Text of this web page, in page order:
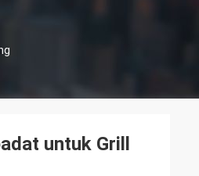
untuk Grill